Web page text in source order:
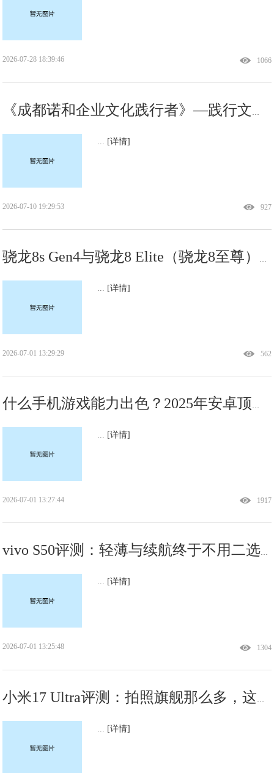
1066
2026-07-28 18:39:46
[详情]
927
2026-07-10 19:29:53
[详情]
562
2026-07-01 13:29:29
什么手机游戏能力出色？2025年安卓顶级游戏旗舰横评
... [详情]
1917
2026-07-01 13:27:44
vivo S50评测：轻薄与续航终于不用二选一了
... [详情]
1304
2026-07-01 13:25:48
[详情]